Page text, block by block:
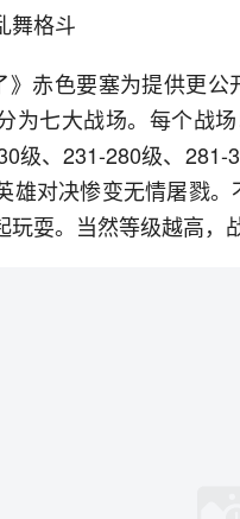
舞格斗
》赤色要塞为提供更
为七大战场。每个战
级、231-280级、
雄对决惨变无情屠戮
耍。当然等级越高，